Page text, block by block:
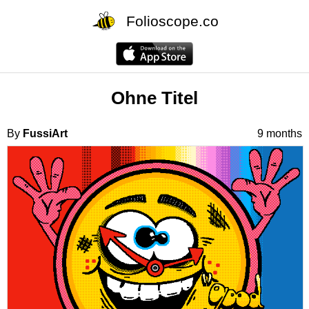
Folioscope.co
Ohne Titel
By FussiArt 9 months